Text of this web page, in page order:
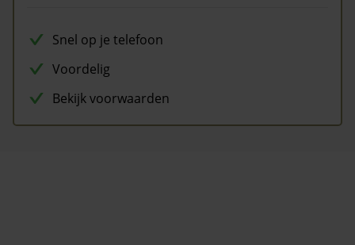
Snel op je telefoon
Voordelig
Bekijk voorwaarden